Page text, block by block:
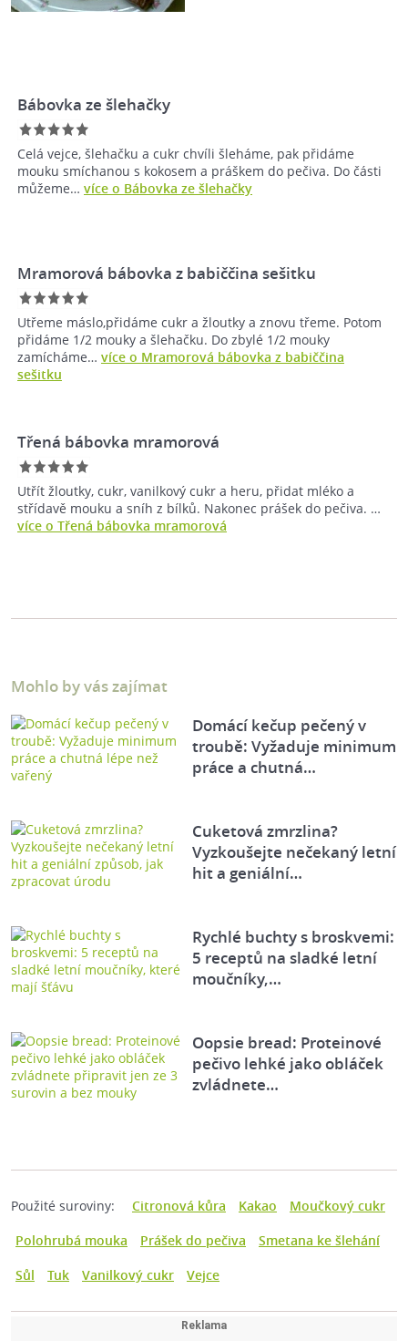
Bábovka ze šlehačky
Celá vejce, šlehačku a cukr chvíli šleháme, pak přidáme
mouku smíchanou s kokosem a práškem do pečiva. Do části
můžeme… více o Bábovka ze šlehačky
Mramorová bábovka z babiččina sešitku
Utřeme máslo,přidáme cukr a žloutky a znovu třeme. Potom
přidáme 1/2 mouky a šlehačku. Do zbylé 1/2 mouky
zamícháme… více o Mramorová bábovka z babiččina
sešitku
Třená bábovka mramorová
Utřít žloutky, cukr, vanilkový cukr a heru, přidat mléko a
střídavě mouku a sníh z bílků. Nakonec prášek do pečiva. …
více o Třená bábovka mramorová
Mohlo by vás zajímat
Domácí kečup pečený v
troubě: Vyžaduje minimum
práce a chutná…
Cuketová zmrzlina?
Vyzkoušejte nečekaný letní
hit a geniální…
Rychlé buchty s broskvemi:
5 receptů na sladké letní
moučníky,…
Oopsie bread: Proteinové
pečivo lehké jako obláček
zvládnete…
Použité suroviny: Citronová kůra Kakao
Moučkový cukr
Polohrubá mouka
Prášek do pečiva
Smetana ke šlehání
Sůl
Tuk Vanilkový cukr Vejce